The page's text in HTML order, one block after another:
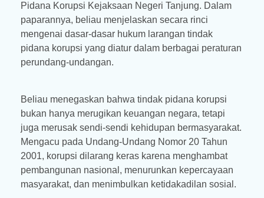
Pidana Korupsi Kejaksaan Negeri Tanjung. Dalam
paparannya, beliau menjelaskan secara rinci
mengenai dasar-dasar hukum larangan tindak
pidana korupsi yang diatur dalam berbagai peraturan
perundang-undangan.
Beliau menegaskan bahwa tindak pidana korupsi
bukan hanya merugikan keuangan negara, tetapi
juga merusak sendi-sendi kehidupan bermasyarakat.
Mengacu pada Undang-Undang Nomor 20 Tahun
2001, korupsi dilarang keras karena menghambat
pembangunan nasional, menurunkan kepercayaan
masyarakat, dan menimbulkan ketidakadilan sosial.